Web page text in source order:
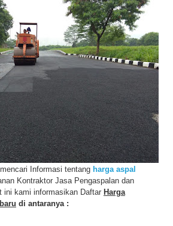
Informasi tentang harga aspal
Kontraktor Jasa Pengaspalan dan
ini kami informasikan Daftar Harga
di antaranya :